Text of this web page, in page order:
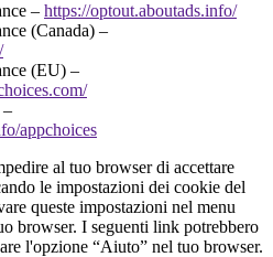
– https://optout.aboutads.info/
(Canada) –
(EU) –
–
appchoices
al tuo browser di accettare
le impostazioni dei cookie del
queste impostazioni nel menu
browser. I seguenti link potrebbero
l'opzione “Aiuto” nel tuo browser.